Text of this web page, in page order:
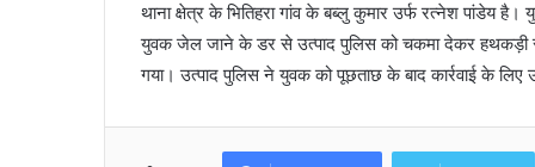
थाना क्षेत्र के भितिहरा गांव के बब्लु कुमार उर्फ रत्नेश पांडेय
युवक जेल जाने के डर से उत्पाद पुलिस को चकमा देकर हथकड़ी
गया। उत्पाद पुलिस ने युवक को पूछताछ के बाद कार्रवाई के लिए